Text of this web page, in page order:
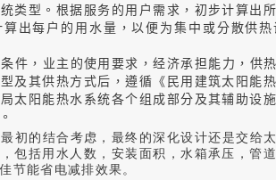
类型。根据服务的用户需求，初步计算出
出每户的用水量，以便为集中或分散供
件，业主的使用要求，经济承担能力，供
及其供热方式后，遵循《民用建筑太阳能
太阳能热水系统各个组成部分及其辅助设
初的结合考虑，最终的深化设计还是交给
包括用水人数，安装面积，水箱承压，管
节能省电减排效果。